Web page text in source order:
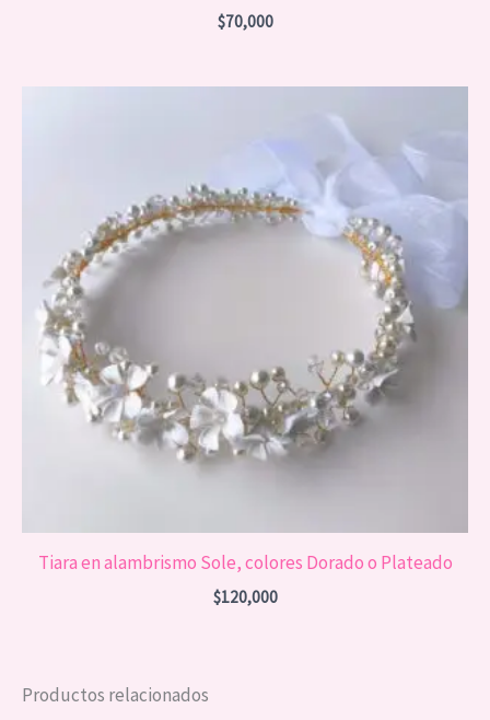
$70,000
Tiara en alambrismo Sole, colores Dorado o Plateado
$120,000
Productos relacionados